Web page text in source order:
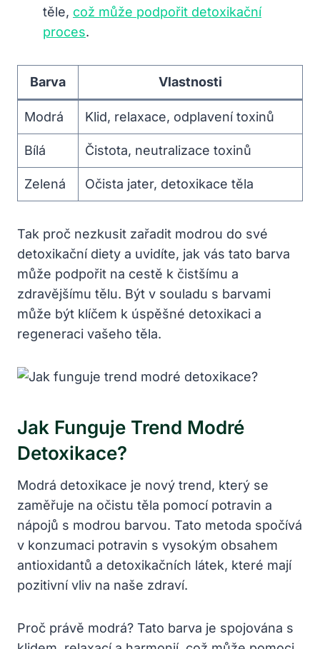
těle, což může podpořit detoxikační
proces.
Barva Vlastnosti
Modrá Klid, relaxace, odplavení toxinů
Bílá Čistota, neutralizace toxinů
Zelená Očista jater, detoxikace těla
Tak proč nezkusit zařadit modrou do své
detoxikační diety a uvidíte, jak vás tato barva
může podpořit na cestě k čistšímu a
zdravějšímu tělu. Být v souladu s barvami
může být klíčem k úspěšné detoxikaci a
regeneraci vašeho těla.
Jak Funguje Trend Modré
Detoxikace?
Modrá detoxikace je nový trend, který se
zaměřuje na očistu těla pomocí potravin a
nápojů s modrou barvou. Tato metoda spočívá
v konzumaci potravin s vysokým obsahem
antioxidantů a detoxikačních látek, které mají
pozitivní vliv na naše zdraví.
Proč právě modrá? Tato barva je spojována s